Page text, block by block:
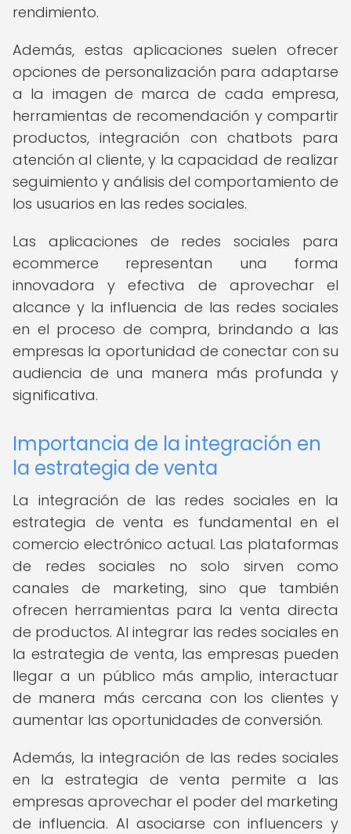
rendimiento.
Además, estas aplicaciones suelen ofrecer
opciones de personalización para adaptarse
a la imagen de marca de cada empresa,
herramientas de recomendación y compartir
productos, integración con chatbots para
atención al cliente, y la capacidad de realizar
seguimiento y análisis del comportamiento de
los usuarios en las redes sociales.
Las aplicaciones de redes sociales para
ecommerce representan una forma
innovadora y efectiva de aprovechar el
alcance y la influencia de las redes sociales
en el proceso de compra, brindando a las
empresas la oportunidad de conectar con su
audiencia de una manera más profunda y
significativa.
Importancia de la integración en
la estrategia de venta
La integración de las redes sociales en la
estrategia de venta es fundamental en el
comercio electrónico actual. Las plataformas
de redes sociales no solo sirven como
canales de marketing, sino que también
ofrecen herramientas para la venta directa
de productos. Al integrar las redes sociales en
la estrategia de venta, las empresas pueden
llegar a un público más amplio, interactuar
de manera más cercana con los clientes y
aumentar las oportunidades de conversión.
Además, la integración de las redes sociales
en la estrategia de venta permite a las
empresas aprovechar el poder del marketing
de influencia. Al asociarse con influencers y